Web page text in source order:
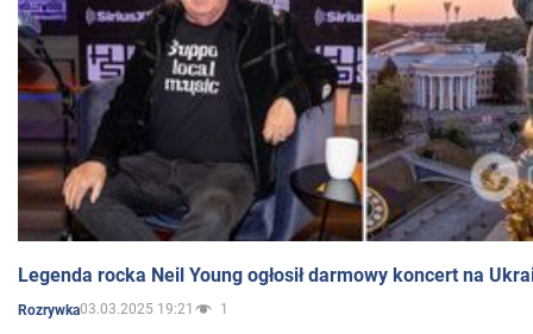
Legenda rocka Neil Young ogłosił darmowy koncert na
Rozrywka03.03.2025 19:21 1